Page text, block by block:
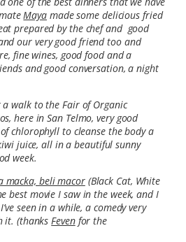
Maya made some delicious fried
prepared by the chef and good
our very good friend too and
fine wines, good food and a
and good conversation, a night
a walk to the Fair of Organic
here in San Telmo, very good
chlorophyll to cleanse the body a
juice, all in a beautiful sunny
week.
macka, beli macor(Black Cat, White
best movie I saw in the week, and I
seen in a while, a comedy very
it. (thanksFevenfor the